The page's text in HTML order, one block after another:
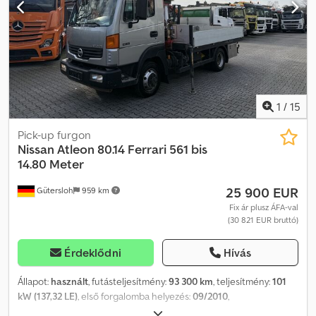
Acgerf
1 / 15
Gütersloh 959 km
Pick-up furgon
Nissan Atleon 80.14 Ferrari 561 bis
14.80 Meter
25 900 EUR
Fix ár plusz ÁFA-val
(30 821 EUR bruttó)
Érdeklődni Hívás
Állapot: használt, futásteljesítmény:93 300 km, teljesítmény:101
kW (137,32 LE), első forgalomba helyezés:09/2010,
, saját tömeg: